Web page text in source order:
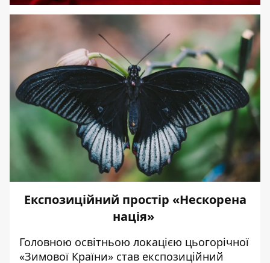
Експозиційний простір «Нескорена
нація»
Головною освітньою локацією цьогорічної
«Зимової Країни» став експозиційний